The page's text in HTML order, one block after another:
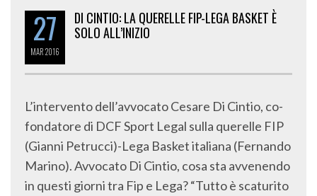
27
MAR2016
DI CINTIO: LA QUERELLE FIP-LEGA BASKET È
SOLO ALL’INIZIO
L’intervento dell’avvocato Cesare Di Cintio, co-
fondatore di DCF Sport Legal sulla querelle FIP
(Gianni Petrucci)-Lega Basket italiana (Fernando
Marino). Avvocato Di Cintio, cosa sta avvenendo
in questi giorni tra Fip e Lega? “Tutto è scaturito